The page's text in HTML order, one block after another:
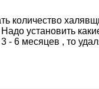
количество
установить
- 6 месяцев , то